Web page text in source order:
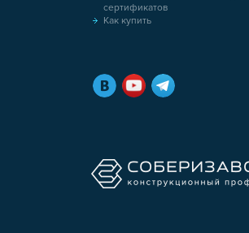
сертификатов
Как купить